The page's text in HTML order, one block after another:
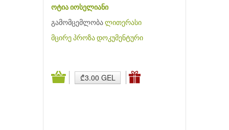
ოტია იოსელიანი
გამომცემლობა ლითერასი
მცირე პროზა დოკუმენტური
₾3.00 GEL